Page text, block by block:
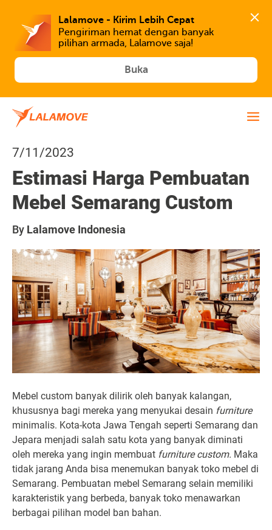
Lalamove - Kirim Lebih Cepat
Pengiriman hemat dengan banyak
Buka
7/11/2023
Estimasi Harga Pembuatan
Mebel Semarang Custom
By Lalamove Indonesia
Mebel custom banyak dilirik oleh banyak kalangan,
khususnya bagi mereka yang menyukai desain furniture
minimalis. Kota-kota Jawa Tengah seperti Semarang dan
Jepara menjadi salah satu kota yang banyak diminati
oleh mereka yang ingin membuat furniture custom. Maka
tidak jarang Anda bisa menemukan banyak toko mebel di
Semarang. Pembuatan mebel Semarang selain memiliki
karakteristik yang berbeda, banyak toko menawarkan
berbagai pilihan model ban bahan.